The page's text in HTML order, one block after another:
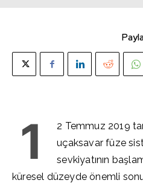
1
2 Temmuz 2019
uçaksavar füze
sevkiyatının
küresel düzeyde önemli